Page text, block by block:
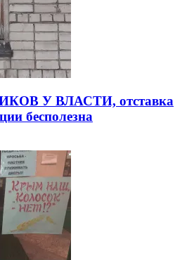
У ВЛАСТИ, отставка
бесполезна